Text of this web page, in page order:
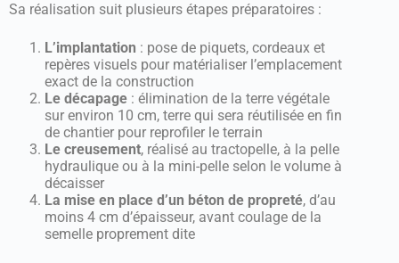
Sa réalisation suit plusieurs étapes préparatoires :
L’implantation : pose de piquets, cordeaux et
repères visuels pour matérialiser l’emplacement
exact de la construction
Le décapage : élimination de la terre végétale
sur environ 10 cm, terre qui sera réutilisée en fin
de chantier pour reprofiler le terrain
Le creusement, réalisé au tractopelle, à la pelle
hydraulique ou à la mini-pelle selon le volume à
décaisser
La mise en place d’un béton de propreté, d’au
moins 4 cm d’épaisseur, avant coulage de la
semelle proprement dite